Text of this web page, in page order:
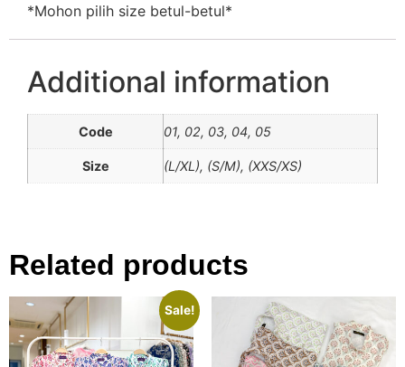
*Mohon pilih size betul-betul*
Additional information
Code 01, 02, 03, 04, 05
Size (L/XL), (S/M), (XXS/XS)
Related products
Sale!